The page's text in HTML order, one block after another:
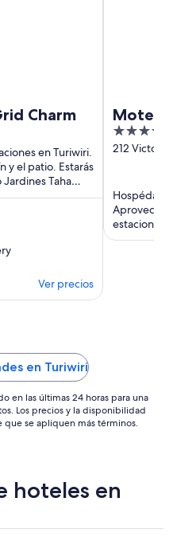
Charm
en Turiwiri.
y el patio. Estarás
Taha
Ver precios
Motel
3.5
out
212
Hospédate
Aprovecha
huéspedes
en Turiwiri
en las últimas 24 horas para una
Los precios y la disponibilidad
que se apliquen más términos.
hoteles en